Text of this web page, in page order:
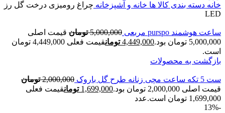
خانه دسته بندی کالا ها خانه و آشپزخانه چراغ رومیزی درخت گل رز
LED
ساعت هوشمند purspo مربعی 5,000,000 تومان قیمت اصلی
5,000,000 تومان بود.
4,449,000 تومان
قیمت فعلی 4,449,000 تومان
است.
بازگشت به محصولات
ست 5 تکه ساعت مچی زنانه طرح گل باروک 2,000,000 تومان
قیمت اصلی 2,000,000 تومان بود.
1,699,000 تومانقیمت فعلی
1,699,000 تومان است.
عدد
-13%